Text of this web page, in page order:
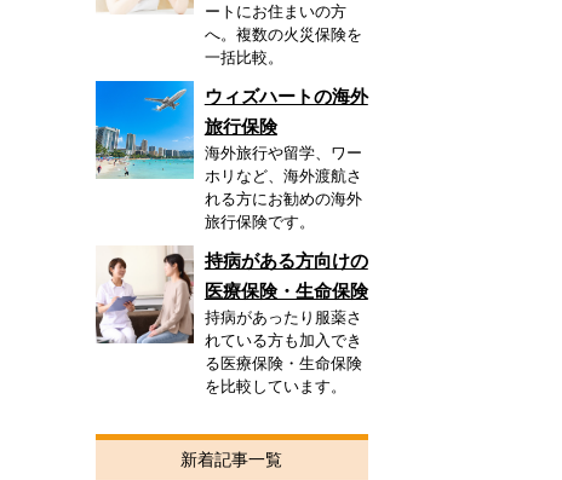
ートにお住まいの方
へ。複数の火災保険を
一括比較。
ウィズハートの海外
旅行保険
海外旅行や留学、ワー
ホリなど、海外渡航さ
れる方にお勧めの海外
旅行保険です。
持病がある方向けの
医療保険・生命保険
持病があったり服薬さ
れている方も加入でき
る医療保険・生命保険
を比較しています。
新着記事一覧